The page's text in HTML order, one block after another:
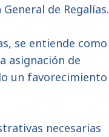
de Regalías.
se entiende como
asignación de
un favorecimiento
necesarias